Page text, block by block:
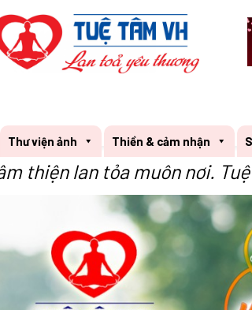
Thư viện ảnh Thiền & cảm nhận
thiện lan tỏa muôn nơi.